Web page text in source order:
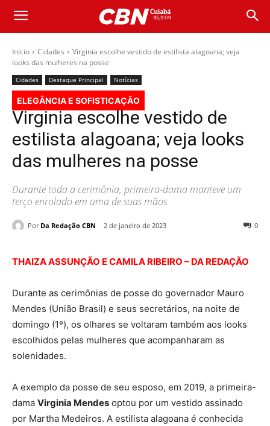
Início Cidades
Virginia escolhe vestido de estilista alagoana; veja
looks das mulheres na posse
Cidades Destaque Principal Notícias
ELEGÂNCIA E SOFISTICAÇÃO
Virginia escolhe vestido de
estilista alagoana; veja looks
das mulheres na posse
Durante toda a cerimônia, primeira-dama manteve um
terço enrolado em uma de suas mãos
Por Da Redação CBN 2 de janeiro de 2023 0
THAIZA ASSUNÇÃO E CAMILA RIBEIRO – DA REDAÇÃO
Durante as cerimônias de posse do governador Mauro
Mendes (União Brasil) e seus secretários, na noite de
domingo (1º), os olhares se voltaram também aos looks
escolhidos pelas mulheres que acompanharam as
solenidades.
A exemplo da posse de seu esposo, em 2019, a primeira-
dama Virginia Mendes optou por um vestido assinado
por Martha Medeiros. A estilista alagoana é conhecida